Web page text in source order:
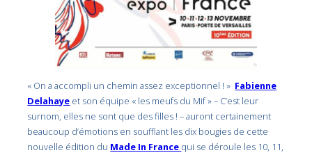
« On a accompli un chemin assez exceptionnel ! » Fabienne
Delahaye et son équipe « les meufs du Mif » – C’est leur
surnom, elles ne sont que des filles ! – auront certainement
beaucoup d’émotions en soufflant les dix bougies de cette
nouvelle édition du Made In France qui se déroule les 10, 11,